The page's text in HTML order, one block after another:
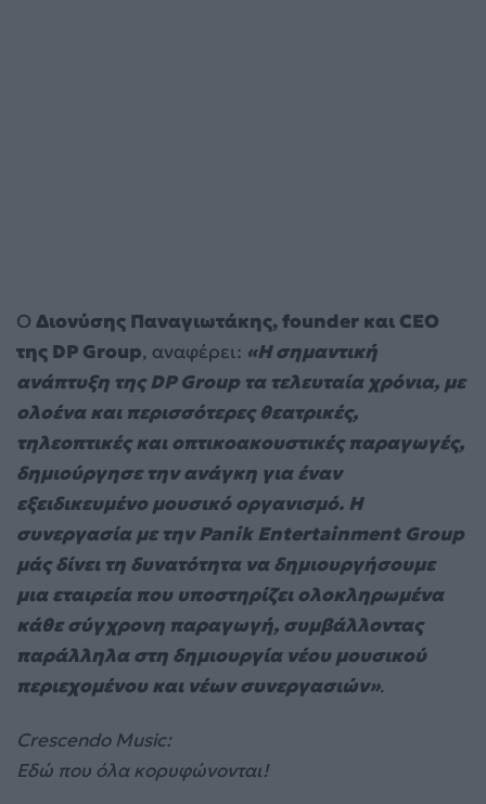
Ο Διονύσης Παναγιωτάκης, founder και CEO
της DP Group, αναφέρει: «Η σημαντική
ανάπτυξη της DP Group τα τελευταία χρόνια, με
ολοένα και περισσότερες θεατρικές,
τηλεοπτικές και οπτικοακουστικές παραγωγές,
δημιούργησε την ανάγκη για έναν
εξειδικευμένο μουσικό οργανισμό. Η
συνεργασία με την Panik Entertainment Group
μάς δίνει τη δυνατότητα να δημιουργήσουμε
μια εταιρεία που υποστηρίζει ολοκληρωμένα
κάθε σύγχρονη παραγωγή, συμβάλλοντας
παράλληλα στη δημιουργία νέου μουσικού
περιεχομένου και νέων συνεργασιών».
Crescendo Music:
Εδώ που όλα κορυφώνονται!